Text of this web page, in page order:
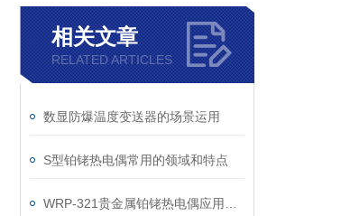
相关文章
RELATED ARTICLES
数显防爆温度变送器的场景运用
S型铂铑热电偶常用的领域和特点